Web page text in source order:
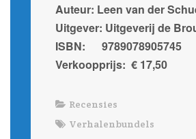
Auteur: Leen van der
Uitgever: Uitgeverij de
ISBN: 9789078905745
Verkoopprijs: € 17,50
Recensies
Verhalenbundels